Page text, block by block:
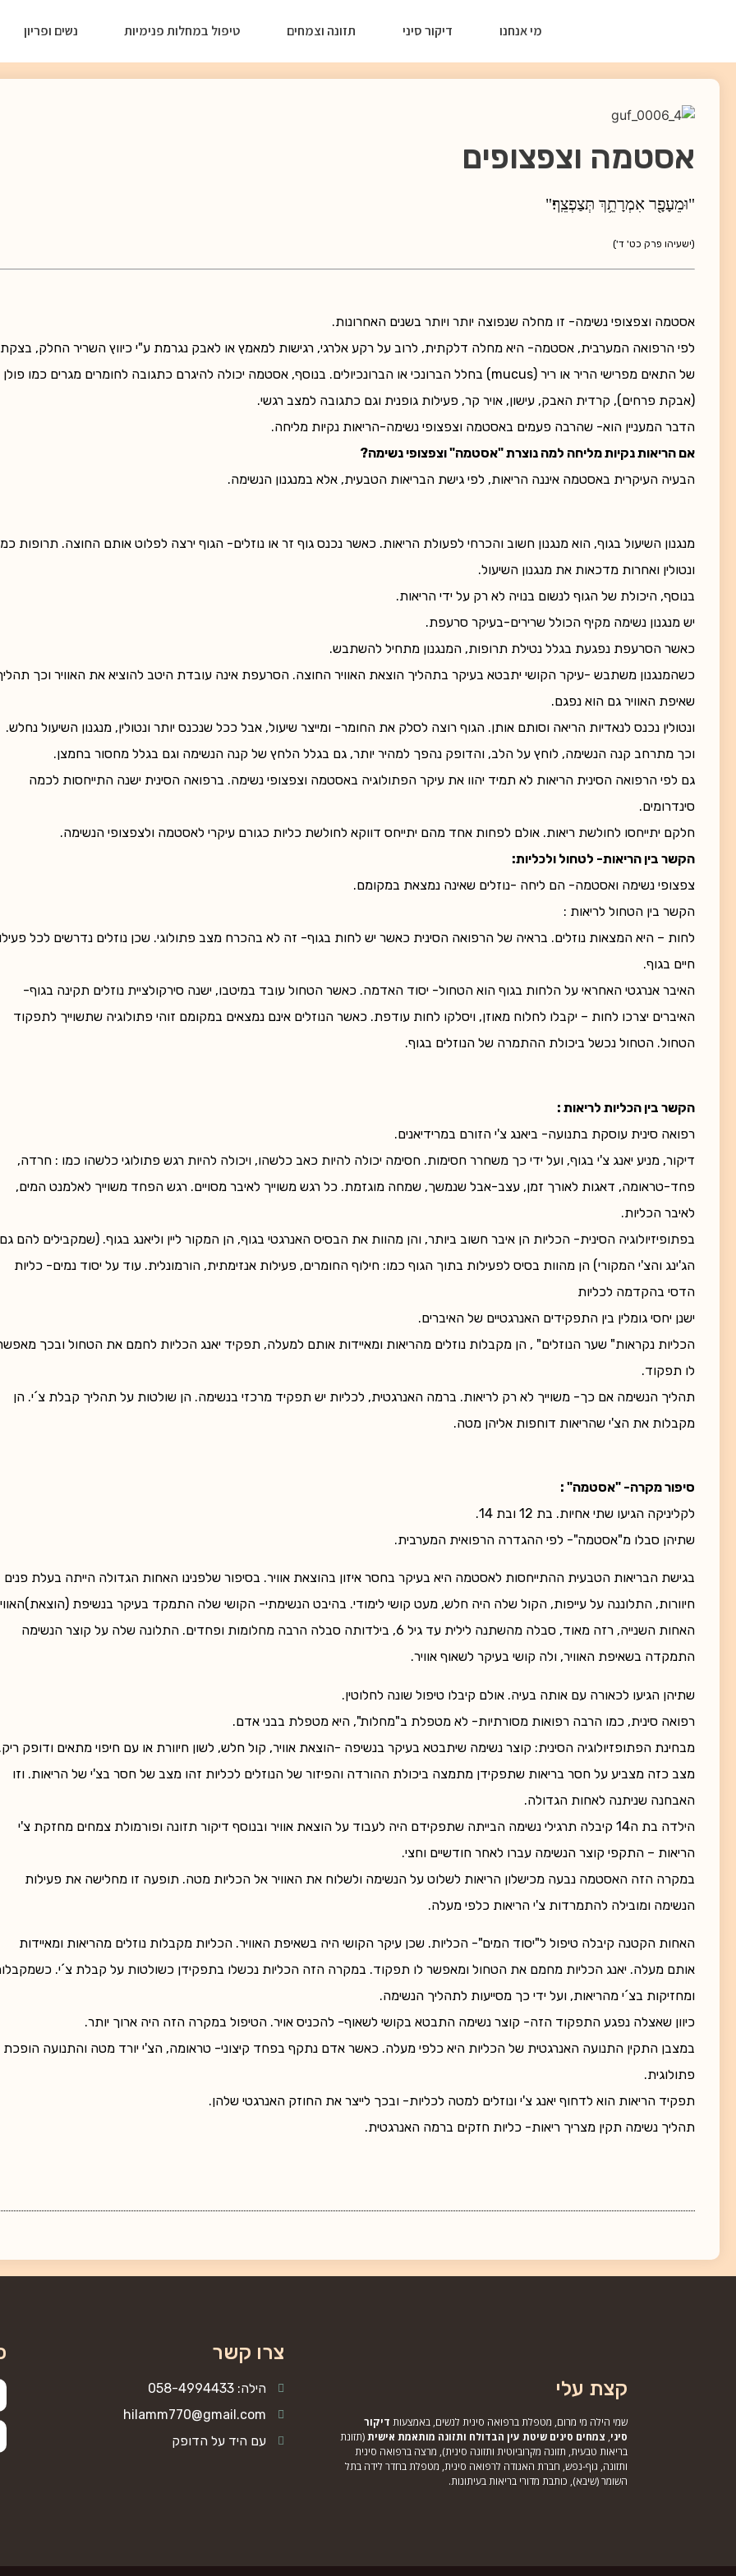
מי אנחנו דיקור סיני תזונה וצמחים טיפול במחלות פנימיות נשים ופריון
אסטמה וצפצופים
"וּמֵעָפָ֖ר אִמְרָתֵ֥ךְ תְּצַפְצֵֽף׃"
(ישעיהו פרק כט' ד')
אסטמה וצפצופי נשימה- זו מחלה שנפוצה יותר ויותר בשנים האחרונות.
לפי הרפואה המערבית, אסטמה- היא מחלה דלקתית, לרוב על רקע אלרגי, רגישות למאמץ או לאבק נגרמת ע"י כיווץ השריר החלק, בצקת
של התאים מפרישי הריר או ריר (mucus) בחלל הברונכי או הברונכיולים. בנוסף, אסטמה יכולה להיגרם כתגובה לחומרים מגרים כמו פולן
(אבקת פרחים), קרדית האבק, עישון, אויר קר, פעילות גופנית וגם כתגובה למצב רגשי.
הדבר המעניין הוא- שהרבה פעמים באסטמה וצפצופי נשימה-הריאות נקיות מליחה.
אם הריאות נקיות מליחה למה נוצרת "אסטמה" וצפצופי נשימה?
הבעיה העיקרית באסטמה איננה הריאות, לפי גישת הבריאות הטבעית, אלא במנגנון הנשימה.
מנגנון השיעול בגוף, הוא מנגנון חשוב והכרחי לפעולת הריאות. כאשר נכנס גוף זר או נוזלים- הגוף ירצה לפלוט אותם החוצה. תרופות
ונטולין ואחרות מדכאות את מנגנון השיעול.
בנוסף, היכולת של הגוף לנשום בנויה לא רק על ידי הריאות.
יש מנגנון נשימה מקיף הכולל שרירים-בעיקר סרעפת.
כאשר הסרעפת נפגעת בגלל נטילת תרופות, המנגנון מתחיל להשתבש.
כשהמנגנון משתבש -עיקר הקושי יתבטא בעיקר בתהליך הוצאת האוויר החוצה. הסרעפת אינה עובדת היטב להוציא את האוויר וכך
שאיפת האוויר גם הוא נפגם.
ונטולין נכנס לנאדיות הריאה וסותם אותן. הגוף רוצה לסלק את החומר- ומייצר שיעול, אבל ככל שנכנס יותר ונטולין, מנגנון השיעול נחלש.
וכך מתרחב קנה הנשימה, לוחץ על הלב, והדופק נהפך למהיר יותר, גם בגלל הלחץ של קנה הנשימה וגם בגלל מחסור בחמצן.
גם לפי הרפואה הסינית הריאות לא תמיד יהוו את עיקר הפתולוגיה באסטמה וצפצופי נשימה. ברפואה הסינית ישנה התייחסות לכמה
סינדרומים.
חלקם יתייחסו לחולשת ריאות. אולם לפחות אחד מהם יתייחס דווקא לחולשת כליות כגורם עיקרי לאסטמה ולצפצופי הנשימה.
הקשר בין הריאות- לטחול ולכליות:
צפצופי נשימה ואסטמה- הם ליחה -נוזלים שאינה נמצאת במקומם.
הקשר בין הטחול לריאות :
לחות – היא המצאות נוזלים. בראיה של הרפואה הסינית כאשר יש לחות בגוף- זה לא בהכרח מצב פתולוגי. שכן נוזלים נדרשים לכל
חיים בגוף.
האיבר אנרגטי האחראי על הלחות בגוף הוא הטחול- יסוד האדמה. כאשר הטחול עובד במיטבו, ישנה סירקולציית נוזלים תקינה בגוף-
האיברים יצרכו לחות – יקבלו לחלוח מאוזן, ויסלקו לחות עודפת. כאשר הנוזלים אינם נמצאים במקומם זוהי פתולוגיה שתשוייך לתפקוד
הטחול. הטחול נכשל ביכולת ההתמרה של הנוזלים בגוף.
הקשר בין הכליות לריאות :
רפואה סינית עוסקת בתנועה- ביאנג צ'י הזורם במרידיאנים.
דיקור, מניע יאנג צ'י בגוף, ועל ידי כך משחרר חסימות. חסימה יכולה להיות כאב כלשהו, ויכולה להיות רגש פתולוגי כלשהו כמו : חרדה,
פחד-טראומה, דאגות לאורך זמן, עצב-אבל שנמשך, שמחה מוגזמת. כל רגש משוייך לאיבר מסויים. רגש הפחד משוייך לאלמנט המים,
לאיבר הכליות.
בפתופיזיולוגיה הסינית- הכליות הן איבר חשוב ביותר, והן מהוות את הבסיס האנרגטי בגוף, הן המקור ליין וליאנג בגוף. (שמקבילים להם גם
הג'ינג והצ'י המקורי) הן מהוות בסיס לפעילות בתוך הגוף כמו: חילוף החומרים, פעילות אנזימתית, הורמונלית. עוד על יסוד נמים- כליות
הדסי בהקדמה לכליות
ישנן יחסי גומלין בין התפקידים האנרגטיים של האיברים.
הכליות נקראות" שער הנוזלים" , הן מקבלות נוזלים מהריאות ומאיידות אותם למעלה, תפקיד יאנג הכליות לחמם את הטחול ובכך
לו תפקוד.
תהליך הנשימה אם כך- משוייך לא רק לריאות. ברמה האנרגטית, לכליות יש תפקיד מרכזי בנשימה. הן שולטות על תהליך קבלת צ´י. הן
מקבלות את הצ'י שהריאות דוחפות אליהן מטה.
סיפור מקרה- "אסטמה" :
לקליניקה הגיעו שתי אחיות. בת 12 ובת 14.
שתיהן סבלו מ"אסטמה"- לפי ההגדרה הרפואית המערבית.
בגישת הבריאות הטבעית ההתייחסות לאסטמה היא בעיקר בחסר איזון בהוצאת אוויר. בסיפור שלפנינו האחות הגדולה הייתה בעלת פנים
חיוורות, התלוננה על עייפות, הקול שלה היה חלש, מעט קושי לימודי. בהיבט הנשימתי- הקושי שלה התמקד בעיקר בנשיפת
האחות השנייה, רזה מאוד, סבלה מהשתנה לילית עד גיל 6, בילדותה סבלה הרבה מחלומות ופחדים. התלונה שלה על קוצר הנשימה
התמקדה בשאיפת האוויר, ולה קושי בעיקר לשאוף אוויר.
שתיהן הגיעו לכאורה עם אותה בעיה. אולם קיבלו טיפול שונה לחלוטין.
רפואה סינית, כמו הרבה רפואות מסורתיות- לא מטפלת ב"מחלות", היא מטפלת בבני אדם.
מבחינת הפתופזיולוגיה הסינית: קוצר נשימה שיתבטא בעיקר בנשיפה -הוצאת אוויר, קול חלש, לשון חיוורת או עם חיפוי מתאים ודופק
מצב כזה מצביע על חסר בריאות שתפקידן מתמצה ביכולת ההורדה והפיזור של הנוזלים לכליות זהו מצב של חסר בצ'י של הריאות. וזו
האבחנה שניתנה לאחות הגדולה.
הילדה בת ה14 קיבלה תרגילי נשימה הבייתה שתפקידם היה לעבוד על הוצאת אוויר ובנוסף דיקור תזונה ופורמולת צמחים מחזקת צ'י
הריאות – התקפי קוצר הנשימה עברו לאחר חודשיים וחצי.
במקרה הזה האסטמה נבעה מכישלון הריאות לשלוט על הנשימה ולשלוח את האוויר אל הכליות מטה. תופעה זו מחלישה את פעילות
הנשימה ומובילה להתמרדות צ'י הריאות כלפי מעלה.
האחות הקטנה קיבלה טיפול ל"יסוד המים"- הכליות. שכן עיקר הקושי היה בשאיפת האוויר. הכליות מקבלות נוזלים מהריאות ומאיידות
אותם מעלה. יאנג הכליות מחמם את הטחול ומאפשר לו תפקוד. במקרה הזה הכליות נכשלו בתפקידן כשולטות על קבלת צ´י.
ומחזיקות בצ´י מהריאות, ועל ידי כך מסייעות לתהליך הנשימה.
כיוון שאצלה נפגע התפקוד הזה- קוצר נשימה התבטא בקושי לשאוף- להכניס אויר. הטיפול במקרה הזה היה ארוך יותר.
במצבן התקין התנועה האנרגטית של הכליות היא כלפי מעלה. כאשר אדם נתקף בפחד קיצוני- טראומה, הצ'י יורד מטה והתנועה הופכת
פתולוגית.
תפקיד הריאות הוא לדחוף יאנג צ'י ונוזלים למטה לכליות- ובכך לייצר את החוזק האנרגטי שלהן.
תהליך נשימה תקין מצריך ריאות- כליות חזקים ברמה האנרגטית.
קצת עלי
שמי הילה מי מרום, מטפלת ברפואה סינית לנשים, באמצעות דיקור
סיני, צמחים סינים שיטת עין הבדולח ותזונה מותאמת אישית(תזונת
בריאות טבעית, תזונה מקרוביוטית ותזונה סינית), מרצה ברפואה סינית
ותזונה, גוף-נפש, חברת האגודה לרפואה סינית, מטפלת בחדר לידה בתל
השומר (שיבא), כותבת מדורי בריאות בעיתונות.
צרו קשר
הילה: 058-4994433
hilamm770@gmail.com
עם היד על הדופק